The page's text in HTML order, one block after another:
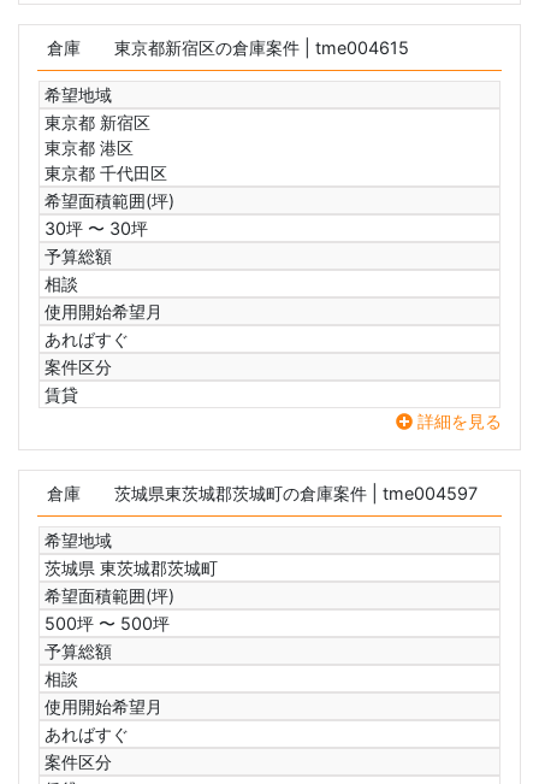
倉庫 東京都新宿区の倉庫案件 | tme004615
希望地域
東京都 新宿区
東京都 港区
東京都 千代田区
希望面積範囲(坪)
30坪 〜 30坪
予算総額
相談
使用開始希望月
あればすぐ
案件区分
賃貸
詳細を見る
倉庫 茨城県東茨城郡茨城町の倉庫案件 | tme004597
希望地域
茨城県 東茨城郡茨城町
希望面積範囲(坪)
500坪 〜 500坪
予算総額
相談
使用開始希望月
あればすぐ
案件区分